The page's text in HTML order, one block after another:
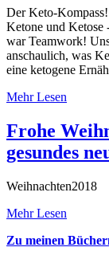
Der Keto-
Ketone und Ketose
war Teamwork!
anschaulich, was
eine ketogene
Mehr Lesen
Frohe
gesundes
Weihnachten2018
Mehr Lesen
Zu meinen